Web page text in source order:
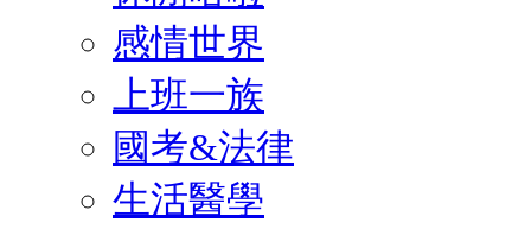
感情世界
上班一族
國考&法律
生活醫學